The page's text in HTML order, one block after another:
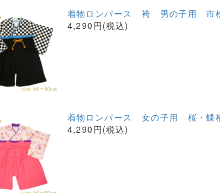
着物ロンパース 袴 男の子用 市松
4,290円(税込)
着物ロンパース 女の子用 桜・蝶
4,290円(税込)